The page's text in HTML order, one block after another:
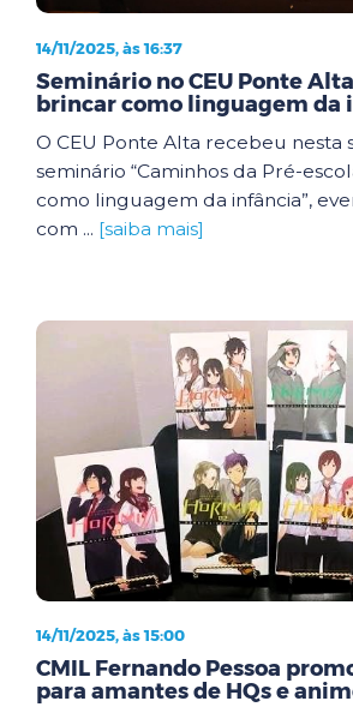
14/11/2025, às 16:37
Seminário no CEU Ponte
brincar como linguagem da
O CEU Ponte Alta recebeu nesta
seminário “Caminhos da Pré-
como linguagem da infância”,
com ... [saiba mais]
14/11/2025, às 15:00
CMIL Fernando Pessoa
para amantes de HQs e